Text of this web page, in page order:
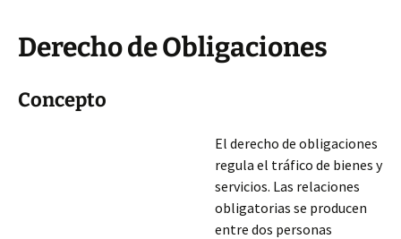
Derecho de Obligaciones
Concepto
El derecho de obligaciones
regula el tráfico de bienes y
servicios. Las relaciones
obligatorias se producen
entre dos personas